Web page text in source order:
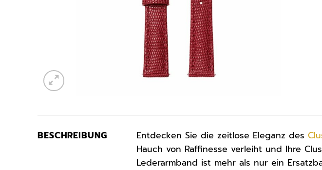
BESCHREIBUNG Entdecken Sie die zeitlose Eleganz des
Hauch von Raffinesse verleiht und Ihre
Lederarmband ist mehr als nur ein